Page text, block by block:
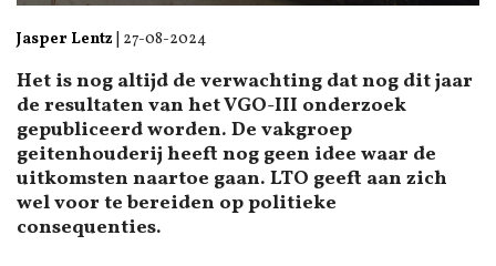
Jasper Lentz 27-08-2024
Het is nog altijd de verwachting dat nog dit jaar
de resultaten van het VGO-III onderzoek
gepubliceerd worden. De vakgroep
geitenhouderij heeft nog geen idee waar de
uitkomsten naartoe gaan. LTO geeft aan zich
wel voor te bereiden op politieke
consequenties.